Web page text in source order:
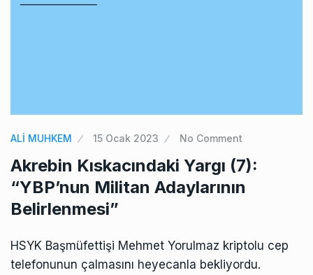
ALİ MUHKEM 15 Ocak 2023 No Comment
Akrebin Kıskacındaki Yargı (7):
“YBP’nun Militan Adaylarının
Belirlenmesi”
HSYK Başmüfettişi Mehmet Yorulmaz kriptolu cep
telefonunun çalmasını heyecanla bekliyordu.